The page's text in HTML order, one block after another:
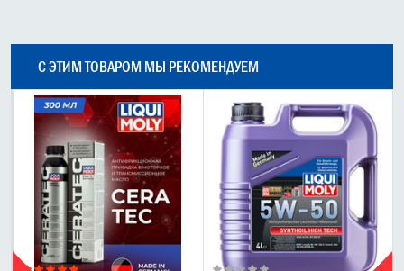
С ЭТИМ ТОВАРОМ МЫ РЕКОМЕНДУЕМ